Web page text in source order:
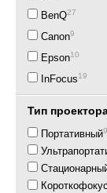
BenQ27
Canon9
Epson10
InFocus19
Тип
Портативный